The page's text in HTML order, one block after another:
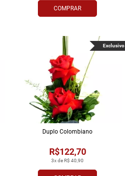
COMPRAR
3x de R$ 40,90
R$122,70
Duplo Colombiano
Exclusivo